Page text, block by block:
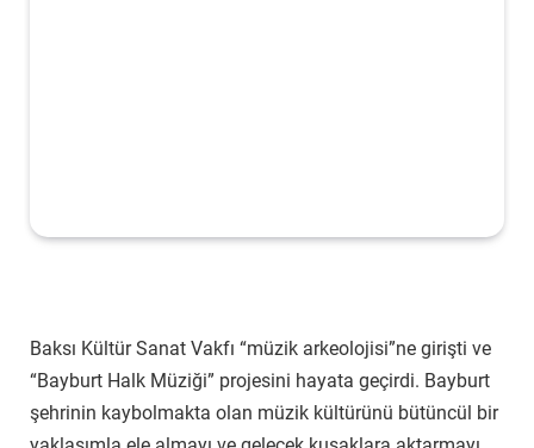
Baksı Kültür Sanat Vakfı “müzik arkeolojisi”ne girişti ve
“Bayburt Halk Müziği” projesini hayata geçirdi. Bayburt
şehrinin kaybolmakta olan müzik kültürünü bütüncül bir